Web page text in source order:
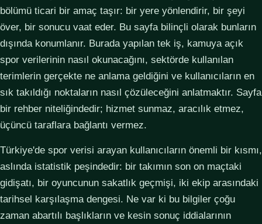
bölümü ticari bir amaç taşır: bir yere yönlendirir, bir şeyi
över, bir sonucu vaat eder. Bu sayfa bilinçli olarak bunların
dışında konumlanır. Burada yapılan tek iş, kamuya açık
spor verilerinin nasıl okunacağını, sektörde kullanılan
terimlerin gerçekte ne anlama geldiğini ve kullanıcıların en
sık takıldığı noktaların nasıl çözüleceğini anlatmaktır. Sayfa
bir rehber niteliğindedir; hizmet sunmaz, aracılık etmez,
üçüncü taraflara bağlantı vermez.
Türkiye'de spor verisi arayan kullanıcıların önemli bir kısmı,
aslında istatistik peşindedir: bir takımın son on maçtaki
gidişatı, bir oyuncunun sakatlık geçmişi, iki ekip arasındaki
tarihsel karşılaşma dengesi. Ne var ki bu bilgiler çoğu
zaman abartılı başlıkların ve kesin sonuç iddialarının